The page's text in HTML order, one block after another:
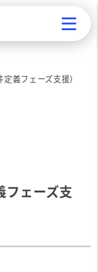
義フェーズ支援）
フェーズ支